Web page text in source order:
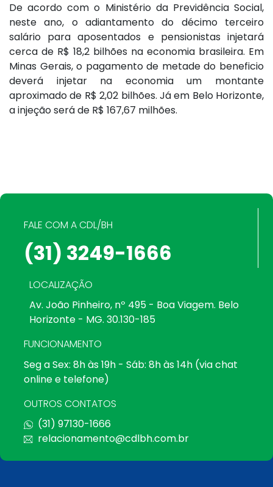
De acordo com o Ministério da Previdência Social,
neste ano, o adiantamento do décimo terceiro
salário para aposentados e pensionistas injetará
cerca de R$ 18,2 bilhões na economia brasileira. Em
Minas Gerais, o pagamento de metade do beneficio
deverá injetar na economia um montante
aproximado de R$ 2,02 bilhões. Já em Belo Horizonte,
a injeção será de R$ 167,67 milhões.
FALE COM A CDL/BH
(31) 3249-1666
LOCALIZAÇÃO
Av. João Pinheiro, nº 495 - Boa Viagem. Belo
Horizonte - MG. 30.130-185
FUNCIONAMENTO
Seg a Sex: 8h às 19h - Sáb: 8h às 14h (via chat
online e telefone)
OUTROS CONTATOS
(31) 97130-1666
relacionamento@cdlbh.com.br